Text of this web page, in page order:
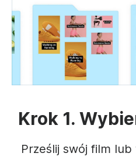
Krok 1.
Prześlij swój film